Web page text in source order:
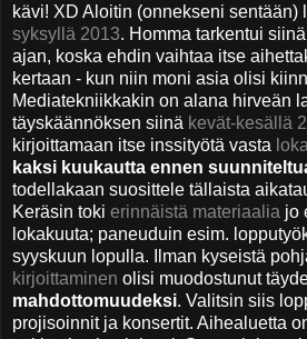
kävi! XD Aloitin (onnekseni
syksyllä 2013. Homma tarkentui
ajan, koska ehdin vaihtaa itse
kertaan - kun niin moni asia olisi
Mediatekniikkakin on alana hirveän
täyskäännöksen siinä kevät-kesällä
kirjoittamaan itse inssityötä vasta
kaksi kuukautta ennen
todellakaan suosittele tällaista
Keräsin toki erinnäistä materiaalia jo
lokakuuta; paneuduin esim.
syyskuun lopulla. Ilman kyseistä
kirjoittaminen olisi muodostunut
mahdottomuudeksi. Valitsin siis
projisoinnit ja konsertit. Aihealuetta